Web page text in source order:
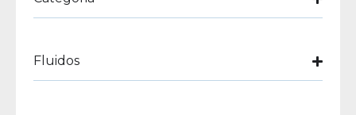
Fluidos